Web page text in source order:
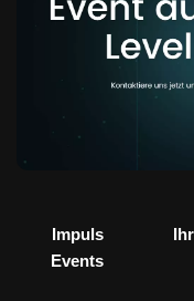
Impuls
Events